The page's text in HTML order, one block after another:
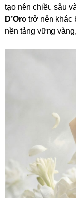
tạo nên chiều sâu
D’Oro trở nên khác
nền tảng vững